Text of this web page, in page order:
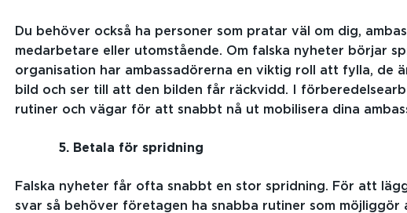
Du behöver också ha personer som pratar väl om dig,
medarbetare eller utomstående. Om falska nyheter börjar
organisation har ambassadörerna en viktig roll att fylla, de
bild och ser till att den bilden får räckvidd. I
rutiner och vägar för att snabbt nå ut mobilisera dina
5. Betala för spridning
Falska nyheter får ofta snabbt en stor spridning. För att
svar så behöver företagen ha snabba rutiner som möjliggör